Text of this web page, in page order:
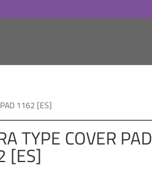
1162 [ES]
TYPE COVER PAD
[ES]